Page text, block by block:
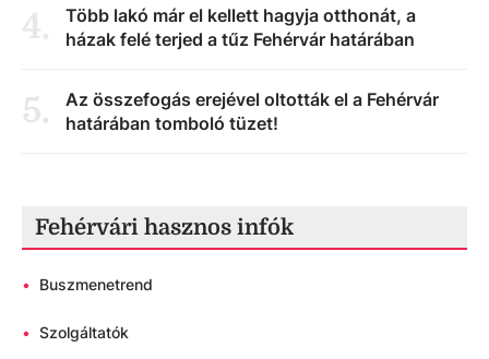
4.
Több lakó már el kellett hagyja otthonát, a
házak felé terjed a tűz Fehérvár határában
5.
Az összefogás erejével oltották el a Fehérvár
határában tomboló tüzet!
Fehérvári hasznos infók
• Buszmenetrend
• Szolgáltatók